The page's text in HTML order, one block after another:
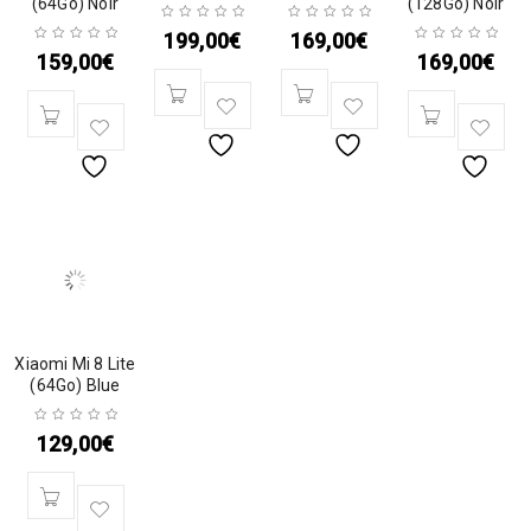
159,00€
199,00€ 169,00€
169,00€
Xiaomi Mi 8 Lite
(64Go) Blue
129,00€